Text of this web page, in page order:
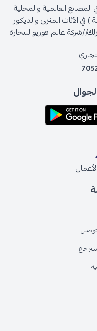
العالمية والمحلية
في الأثاث المنزلي والديكور
شركة عالم فوريو للتجارة